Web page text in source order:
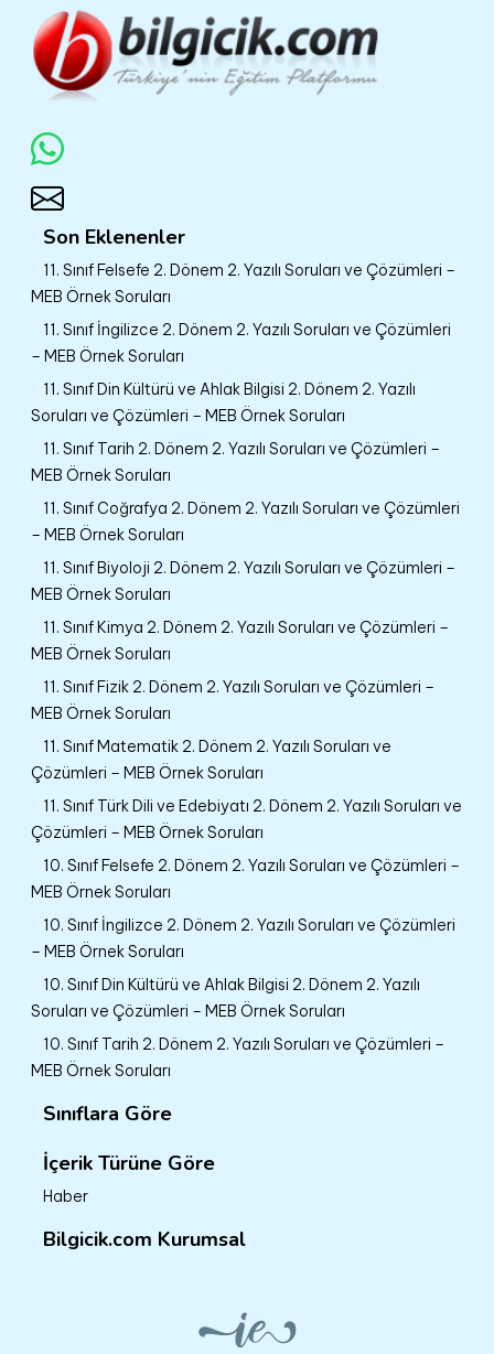
Son Eklenenler
11. Sınıf Felsefe 2. Dönem 2. Yazılı Soruları ve Çözümleri –
MEB Örnek Soruları
11. Sınıf İngilizce 2. Dönem 2. Yazılı Soruları ve Çözümleri
– MEB Örnek Soruları
11. Sınıf Din Kültürü ve Ahlak Bilgisi 2. Dönem 2. Yazılı
Soruları ve Çözümleri – MEB Örnek Soruları
11. Sınıf Tarih 2. Dönem 2. Yazılı Soruları ve Çözümleri –
MEB Örnek Soruları
11. Sınıf Coğrafya 2. Dönem 2. Yazılı Soruları ve Çözümleri
– MEB Örnek Soruları
11. Sınıf Biyoloji 2. Dönem 2. Yazılı Soruları ve Çözümleri –
MEB Örnek Soruları
11. Sınıf Kimya 2. Dönem 2. Yazılı Soruları ve Çözümleri –
MEB Örnek Soruları
11. Sınıf Fizik 2. Dönem 2. Yazılı Soruları ve Çözümleri –
MEB Örnek Soruları
11. Sınıf Matematik 2. Dönem 2. Yazılı Soruları ve
Çözümleri – MEB Örnek Soruları
11. Sınıf Türk Dili ve Edebiyatı 2. Dönem 2. Yazılı Soruları ve
Çözümleri – MEB Örnek Soruları
10. Sınıf Felsefe 2. Dönem 2. Yazılı Soruları ve Çözümleri –
MEB Örnek Soruları
10. Sınıf İngilizce 2. Dönem 2. Yazılı Soruları ve Çözümleri
– MEB Örnek Soruları
10. Sınıf Din Kültürü ve Ahlak Bilgisi 2. Dönem 2. Yazılı
Soruları ve Çözümleri – MEB Örnek Soruları
10. Sınıf Tarih 2. Dönem 2. Yazılı Soruları ve Çözümleri –
MEB Örnek Soruları
Sınıflara Göre
İçerik Türüne Göre
Haber
Bilgicik.com Kurumsal